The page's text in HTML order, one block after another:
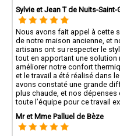
Sylvie et Jean T de Nuits-
Nous avons fait appel à cette
de notre maison ancienne, et
artisans ont su respecter le
tout en apportant une
améliorer notre confort
et le travail a été réalisé dans
avons constaté une grande
plus chaude, et nos dépenses
toute l’équipe pour ce travail
Mr et Mme Palluel de Bèze